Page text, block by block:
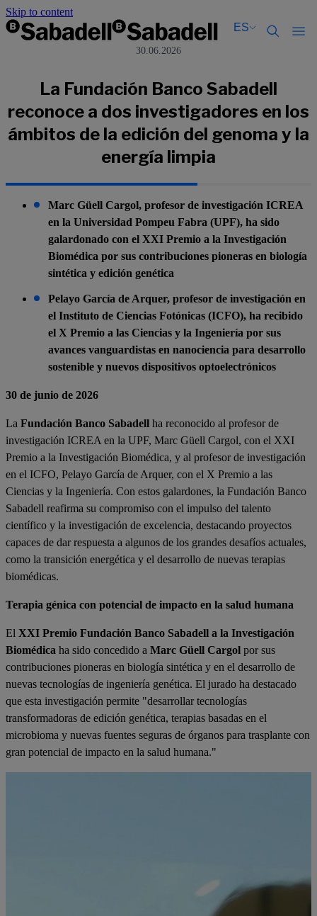
Skip to content
ES
Español
Español
30.06.2026
La Fundación Banco Sabadell
reconoce a dos investigadores en los
ámbitos de la edición del genoma y la
energía limpia
Marc Güell Cargol, profesor de investigación ICREA
en la Universidad Pompeu Fabra (UPF), ha sido
galardonado con el XXI Premio a la Investigación
Biomédica por sus contribuciones pioneras en biología
sintética y edición genética
Pelayo García de Arquer, profesor de investigación en
el Instituto de Ciencias Fotónicas (ICFO), ha recibido
el X Premio a las Ciencias y la Ingeniería por sus
avances vanguardistas en nanociencia para desarrollo
sostenible y nuevos dispositivos optoelectrónicos
30 de junio de 2026
La Fundación Banco Sabadell ha reconocido al profesor de
investigación ICREA en la UPF, Marc Güell Cargol, con el XXI
Premio a la Investigación Biomédica, y al profesor de investigación
en el ICFO, Pelayo García de Arquer, con el X Premio a las
Ciencias y la Ingeniería. Con estos galardones, la Fundación Banco
Sabadell reafirma su compromiso con el impulso del talento
científico y la investigación de excelencia, destacando proyectos
capaces de dar respuesta a algunos de los grandes desafíos actuales,
como la transición energética y el desarrollo de nuevas terapias
biomédicas.
Terapia génica con potencial de impacto en la salud humana
El XXI Premio Fundación Banco Sabadell a la Investigación
Biomédica ha sido concedido a Marc Güell Cargol por sus
contribuciones pioneras en biología sintética y en el desarrollo de
nuevas tecnologías de ingeniería genética. El jurado ha destacado
que esta investigación permite "desarrollar tecnologías
transformadoras de edición genética, terapias basadas en el
microbioma y nuevas fuentes seguras de órganos para trasplante con
gran potencial de impacto en la salud humana."